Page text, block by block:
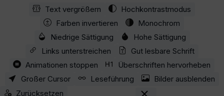
Zum Hauptinhalt springen
Text vergrößern
Hochkontrastmodus
Farben invertieren
Monochrom
Niedrige Sättigung
Hohe Sättigung
Links unterstreichen
Gut lesbare Schrift
Animationen stoppen
Überschriften hervorheben
Großer Cursor
Leseführung
Bilder ausblenden
Zurücksetzen